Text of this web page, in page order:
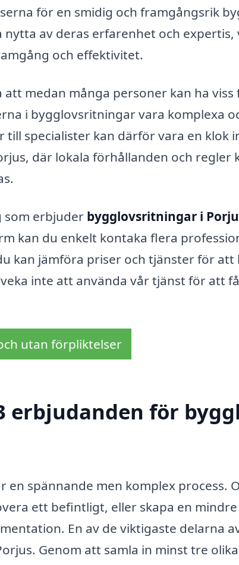
för en smidig och framgångsrik
nytta av deras erfarenhet och expertis,
och effektivitet.
medan många personer kan ha
i bygglovsritningar vara komplexa
specialister kan därför vara en klok
där lokala förhållanden och regler
erbjuder bygglovsritningar i
kan du enkelt kontaka flera
kan jämföra priser och tjänster för att
inte att använda vår tjänst för att
utan förpliktelser
erbjudanden för
spännande men komplex process.
ett befintligt, eller skapa en
En av de viktigaste delarna
Genom att samla in minst tre